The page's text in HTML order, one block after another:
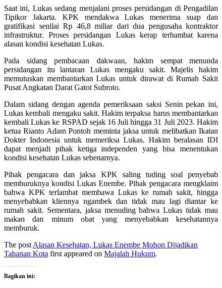
Saat ini, Lukas sedang menjalani proses persidangan di Pengadilan
Tipikor Jakarta. KPK mendakwa Lukas menerima suap dan
gratifikasi senilai Rp 46,8 miliar dari dua pengusaha kontraktor
infrastruktur. Proses persidangan Lukas kerap terhambat karena
alasan kondisi kesehatan Lukas.
Pada sidang pembacaan dakwaan, hakim sempat menunda
persidangan itu lantaran Lukas mengaku sakit. Majelis hakim
memutuskan membantarkan Lukas untuk dirawat di Rumah Sakit
Pusat Angkatan Darat Gatot Subroto.
Dalam sidang dengan agenda pemeriksaan saksi Senin pekan ini,
Lukas kembali mengaku sakit. Hakim terpaksa harus membantarkan
kembali Lukas ke RSPAD sejak 16 Juli hingga 31 Juli 2023. Hakim
ketua Rianto Adam Pontoh meminta jaksa untuk melibatkan Ikatan
Dokter Indonesia untuk memeriksa Lukas. Hakim beralasan IDI
dapat menjadi pihak ketiga independen yang bisa menentukan
kondisi kesehatan Lukas sebenarnya.
Pihak pengacara dan jaksa KPK saling tuding soal penyebab
memburuknya kondisi Lukas Enembe. Pihak pengacara mengklaim
bahwa KPK terlambat membawa Lukas ke rumah sakit, hingga
menyebabkan kliennya ngambek dan tidak mau lagi diantar ke
rumah sakit. Sementara, jaksa menuding bahwa Lukas tidak mau
makan dan minum obat yang menyebabkan kesehatannya
memburuk.
The post Alasan Kesehatan, Lukas Enembe Mohon Dijadikan
Tahanan Kota first appeared on Majalah Hukum.
Bagikan ini: